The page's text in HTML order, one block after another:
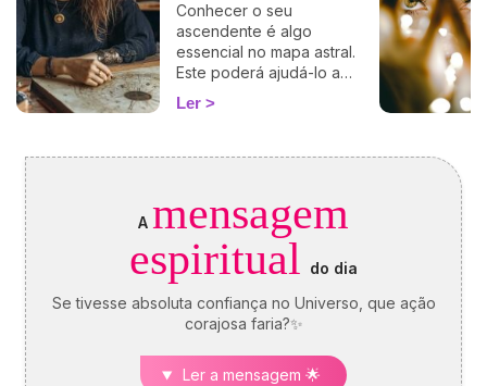
Conhecer o seu
ascendente é algo
essencial no mapa astral.
Este poderá ajudá-lo a
compreender o porquê de
alguns comportamentos e
outros… Calcule o seu
influencia o seu Signo Solar
e as suas relações. É um
cálculo simples e fiável a
100%, apenas precisa de
ter a hora e o local do seu
nascimento.
Ler
A mensagem
espiritual
do dia
Se tivesse absoluta confiança no Universo, que ação
corajosa faria?✨
Ler a mensagem 🌟